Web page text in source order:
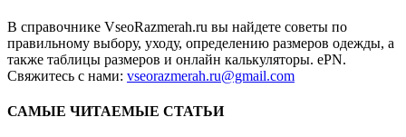
В справочнике VseoRazmerah.ru вы найдете советы по
правильному выбору, уходу, определению размеров одежды, а
также таблицы размеров и онлайн калькуляторы. ePN.
Свяжитесь с нами: vseorazmerah.ru@gmail.com
САМЫЕ ЧИТАЕМЫЕ СТАТЬИ